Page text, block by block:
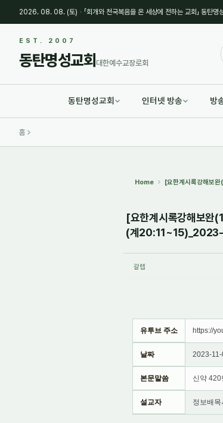
2026. 08. 08. (토) · 「회개와 천국복음을 온 세상에 전하는 교회」 동탄
EST. 2007
동탄명성교회 대한예수교장로회
동탄명성교회 인터넷 방송 방
홈
Home [요한계시록강해보
[요한계시록강해보완
(계
갈렙
유투브 주소 https://
날짜 2023-11-
본문말씀 신약 420
설교자 정보배목
Sketchbook5, 스케치북5
Sketchbook5, 스케치북5
Sketchbook5, 스케치북5
Sketchbook5, 스케치북5